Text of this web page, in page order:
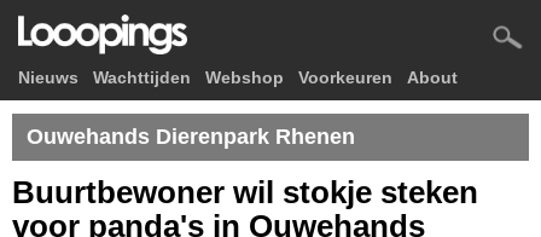
Nieuws Wachttijden Webshop Voorkeuren About
Ouwehands Dierenpark Rhenen
Buurtbewoner wil stokje steken
voor panda's in Ouwehands